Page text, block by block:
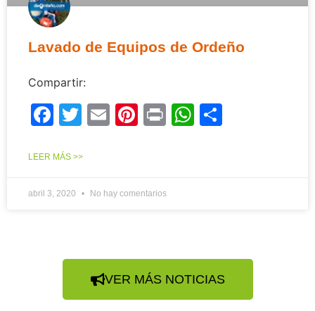
Lavado de Equipos de Ordeño
Compartir:
Facebook
Twitter
EmailPinterest
PrintWhatsApp
LEER MÁS >>
abril 3, 2020 No hay comentarios
VER MÁS NOTICIAS